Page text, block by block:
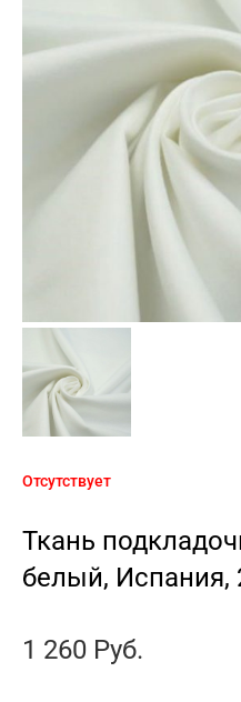
Отсутствует
Ткань
белый, Испания,
1 260 Руб.